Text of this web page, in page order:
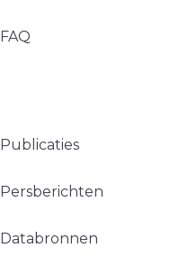
FAQ
Publicaties
Persberichten
Databronnen